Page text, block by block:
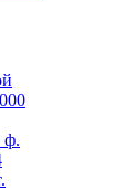
ф.